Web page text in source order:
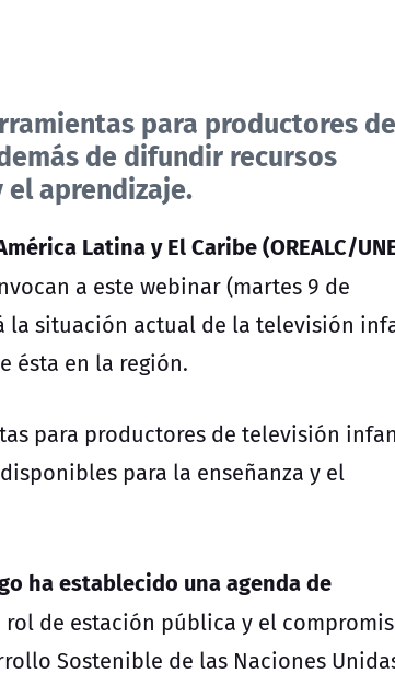
para productores de
de difundir recursos
aprendizaje.
Latina y El Caribe (OREALC/
a este webinar (martes 9 de
la situación actual de la televisión
ésta en la región.
para productores de televisión
para la enseñanza y el
ha establecido una agenda de
de estación pública y el
Sostenible de las Naciones